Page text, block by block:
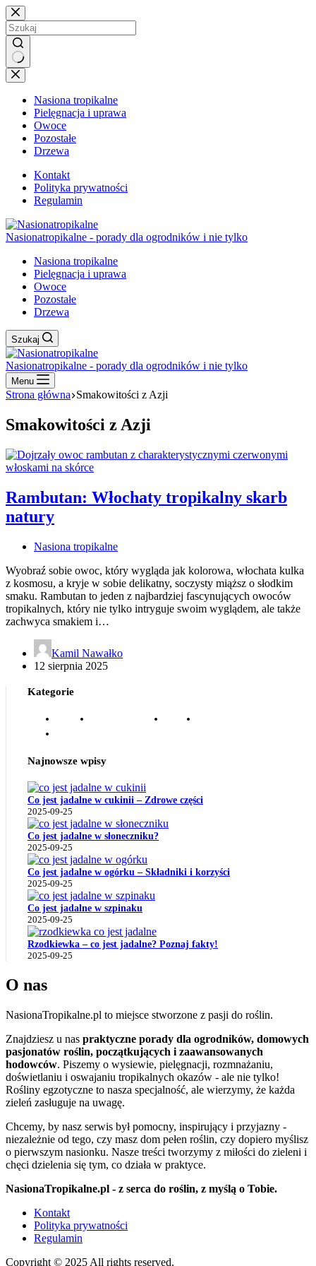
Przejdź
do
treści
Brak
wyników
Nasiona tropikalne
Pielęgnacja i uprawa
Owoce
Pozostałe
Drzewa
Kontakt
Polityka prywatności
Regulamin
Nasionatropikalne - porady dla ogrodników i nie tylko
Nasiona tropikalne
Pielęgnacja i uprawa
Owoce
Pozostałe
Drzewa
Szukaj
Nasionatropikalne - porady dla ogrodników i nie tylko
Menu
Strona główna Smakowitości z Azji
Smakowitości z Azji
Rambutan: Włochaty tropikalny skarb
natury
Nasiona tropikalne
Wyobraź sobie owoc, który wygląda jak kolorowa, włochata kulka
z kosmosu, a kryje w sobie delikatny, soczysty miąższ o słodkim
smaku. Rambutan to jeden z najbardziej fascynujących owoców
tropikalnych, który nie tylko intryguje swoim wyglądem, ale także
zachwyca smakiem i…
Kamil Nawałko
12 sierpnia 2025
Kategorie
Drzewa Nasiona Tropikalne Owoce
Najnowsze wpisy
Co jest jadalne w cukinii – Zdrowe części
2025-09-25
Co jest jadalne w słoneczniku?
2025-09-25
Co jest jadalne w ogórku – Składniki i korzyści
2025-09-25
Co jest jadalne w szpinaku
2025-09-25
Rzodkiewka – co jest jadalne? Poznaj fakty!
2025-09-25
O nas
NasionaTropikalne.pl to miejsce stworzone z pasji do roślin.
Znajdziesz u nas praktyczne porady dla ogrodników, domowych
pasjonatów roślin, początkujących i zaawansowanych
hodowców. Piszemy o wysiewie, pielęgnacji, rozmnażaniu,
doświetlaniu i oswajaniu tropikalnych okazów - ale nie tylko!
Rośliny egzotyczne to nasza specjalność, ale wierzymy, że każda
zieleń zasługuje na uwagę.
Chcemy, by nasz serwis był pomocny, inspirujący i przyjazny -
niezależnie od tego, czy masz dom pełen roślin, czy dopiero myślisz
o pierwszym nasionku. Nasze treści tworzymy z miłości do zieleni i
chęci dzielenia się tym, co działa w praktyce.
NasionaTropikalne.pl - z serca do roślin, z myślą o Tobie.
Kontakt
Polityka prywatności
Regulamin
Copyright © 2025 All rights reserved.